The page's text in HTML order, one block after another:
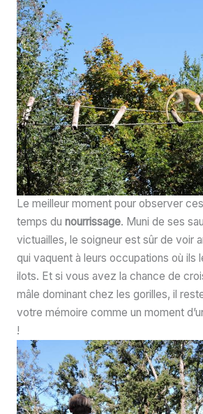
Le meilleur moment pour observer
temps du nourrissage. Muni de ses
victuailles, le soigneur est sûr de voir
qui vaquent à leurs occupations où ils
ilots. Et si vous avez la chance de
mâle dominant chez les gorilles, il
votre mémoire comme un moment
!